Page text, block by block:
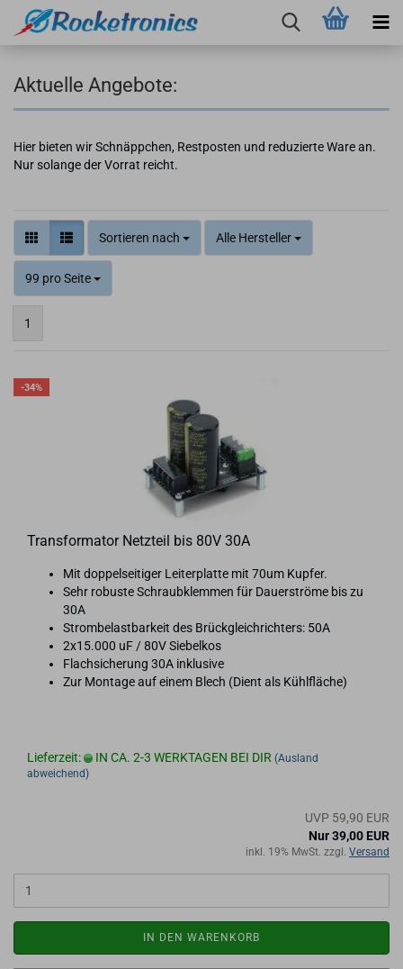
Aktuelle Angebote:
Hier bieten wir Schnäppchen, Restposten und reduzierte Ware an.
Nur solange der Vorrat reicht.
Sortieren nach Alle Hersteller
99 pro Seite
1
-34%
Trans­for­ma­tor Netz­teil bis 80V 30A
Mit dop­pel­sei­ti­ger Lei­ter­plat­te mit 70um Kup­fer.
Sehr ro­bus­te Schraub­klem­men für Dau­er­strö­me bis zu
30A
Strom­be­last­bar­keit des Brück­gleich­rich­ters: 50A
2x15.000 uF / 80V Sie­bel­kos
Flach­si­che­rung 30A in­klu­si­ve
Zur Mon­ta­ge auf einem Blech (Dient als Kühl­flä­che)
Lieferzeit: IN CA. 2-3 WERKTAGEN BEI DIR (Ausland
abweichend)
UVP 59,90 EUR
Nur 39,00 EUR
inkl. 19% MwSt. zzgl. Versand
IN DEN WARENKORB